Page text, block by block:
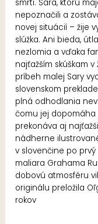
smrti. Sara, ktorú
nepoznačili a
novej situácií – žije
slúžka. Ani bieda,
nezlomia a vďaka
najťažším skúškam
príbeh malej Sary
slovenskom
plná odhodlania
čomu jej dopomáha
prekonáva aj
nádherne
v slovenčine po
maliara Grahama
dobovú atmosféru
originálu preložila
rokov